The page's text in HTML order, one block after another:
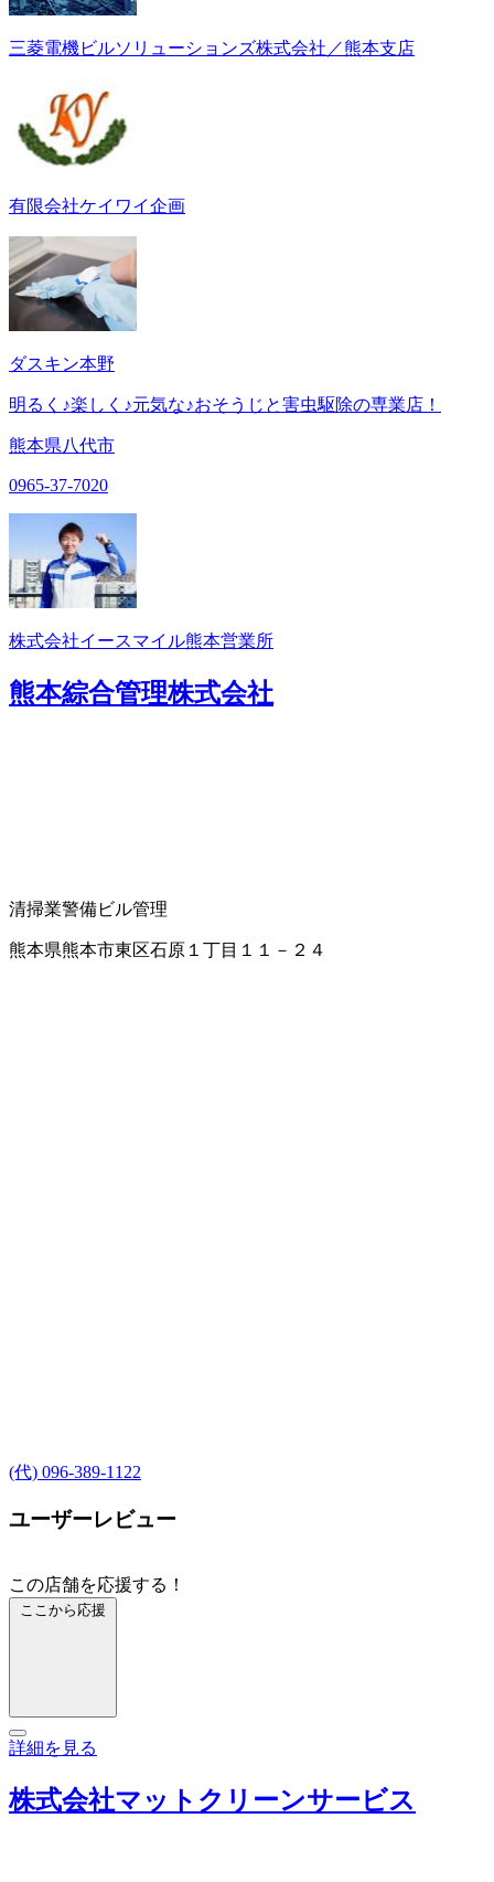
三菱電機ビルソリューションズ株式会社／熊本支店
有限会社ケイワイ企画
ダスキン本野
明るく♪楽しく♪元気な♪おそうじと害虫駆除の専業店！
熊本県八代市
0965-37-7020
株式会社イースマイル熊本営業所
熊本綜合管理株式会社
清掃業警備ビル管理
熊本県熊本市東区石原１丁目１１－２４
(代) 096-389-1122
ユーザーレビュー
この店舗を応援する！
ここから応援
詳細を見る
株式会社マットクリーンサービス